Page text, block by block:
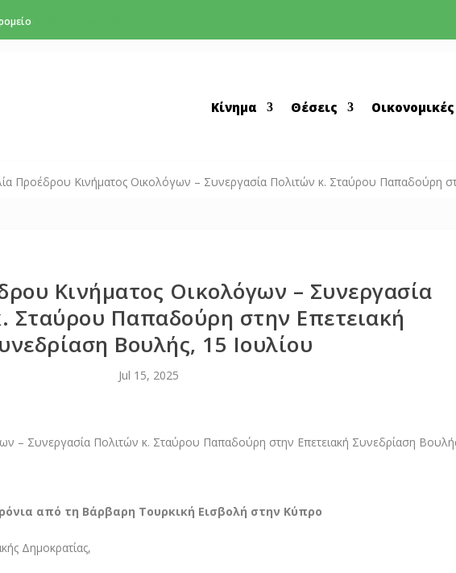
Κίνημα Θέσεις
Προέδρου Κινήματος Οικολόγων – Συνεργασία Πολιτών κ. Σταύρου Παπαδούρη
Κινήματος Οικολόγων – Συνεργασία
Σταύρου Παπαδούρη στην Επετειακή
Βουλής, 15 Ιουλίου
Jul 15, 2025
από τη Βάρβαρη Τουρκική Εισβολή στην Κύπρο
Δημοκρατίας,